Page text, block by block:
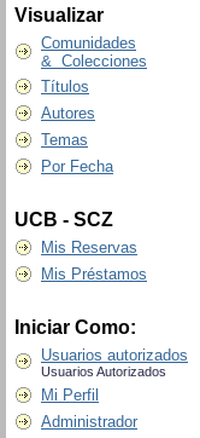
Visualizar
Comunidades
& Colecciones
Títulos
Autores
Temas
Por Fecha
UCB - SCZ
Mis Reservas
Mis Préstamos
Iniciar Como:
Usuarios autorizados
Usuarios Autorizados
Mi Perfil
Administrador